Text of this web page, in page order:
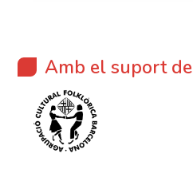
Amb el suport de